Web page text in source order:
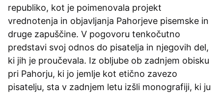
republiko, kot je poimenovala projekt
vrednotenja in objavljanja Pahorjeve pisemske in
druge zapuščine. V pogovoru tenkočutno
predstavi svoj odnos do pisatelja in njegovih del,
ki jih je proučevala. Iz obljube ob zadnjem obisku
pri Pahorju, ki jo jemlje kot etično zavezo
pisatelju, sta v zadnjem letu izšli monografiji, ki ju